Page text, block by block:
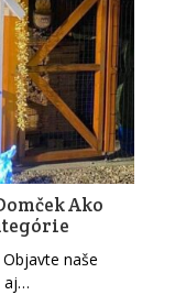
Ako
naše
aj…